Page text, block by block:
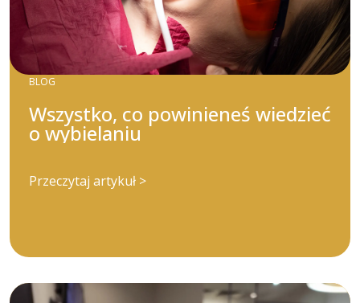
BLOG
Wszystko, co powinieneś wiedzieć
o wybielaniu
Przeczytaj artykuł >